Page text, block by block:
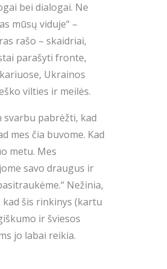
bei dialogai. Ne
mūsų viduje“ –
rašo – skaidriai,
parašyti fronte,
Ukrainos
vilties ir meilės.
svarbu pabrėžti, kad
mes čia buvome. Kad
metu. Mes
savo draugus ir
Nežinia,
šis rinkinys (kartu
ir šviesos
jo labai reikia.